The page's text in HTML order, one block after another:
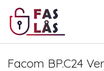
Facom BP.C24